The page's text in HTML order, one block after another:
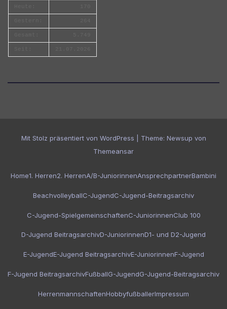
Mit Stolz präsentiert von WordPress Theme: Newsup von
Themeansar
Home1. Herren2. HerrenA/B-JuniorinnenAnsprechpartnerBambini
BeachvolleyballC-JugendC-Jugend-Beitragsarchiv
C-Jugend-SpielgemeinschaftenC-JuniorinnenClub 100
D-Jugend BeitragsarchivD-JuniorinnenD1- und D2-Jugend
E-JugendE-Jugend BeitragsarchivE-JuniorinnenF-Jugend
F-Jugend BeitragsarchivFußballG-JugendG-Jugend-Beitragsarchiv
HerrenmannschaftenHobbyfußballerImpressum